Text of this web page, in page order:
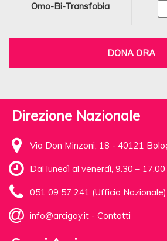
Omo-Bi-Transfobia
DONA ORA
Direzione Nazionale
Via Don Minzoni, 18 - 40121
Dal lunedì al venerdì, 9.30 – 17.00
051 09 57 241 (Ufficio Nazionale)
info@arcigay.it - Contatti